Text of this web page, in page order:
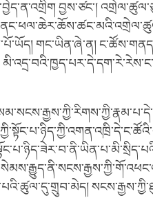
བྱས་ཙང་།
གང་ཡིན་ཞེ་ན།